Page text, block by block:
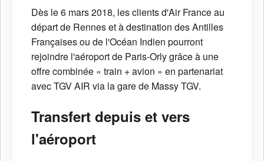
Dès le 6 mars 2018, les clients d'Air France au
départ de Rennes et à destination des Antilles
Françaises ou de l'Océan Indien pourront
rejoindre l'aéroport de Paris-Orly grâce à une
offre combinée « train + avion » en partenariat
avec TGV AIR via la gare de Massy TGV.
Transfert depuis et vers
l'aéroport